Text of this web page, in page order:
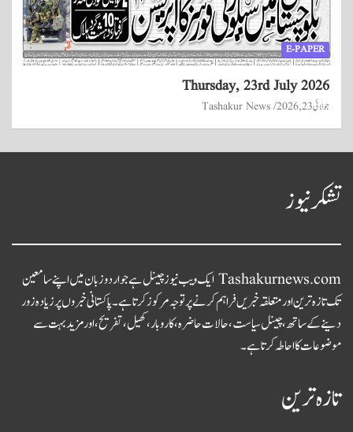
E-PAPER
Thursday, 23rd July 2026
جولائی 23, 2026 Tashakur News
تشکر نیوز
Tashakurnews.com ایک ویب نیوز چینل ہے جو اردو زبان میں اپنے سامعین
تک تازہ ترین اور متعلقہ خبریں فراہم کرنے پر توجہ مرکوز کرتا ہے۔ پاکستانی خبروں پر زیادہ زور
دینے کے ساتھ، چینل سیاست، حالات حاضرہ، کاروبار، کھیل، تفریح، اور مزید بہت سے
موضوعات کا احاطہ کرتا ہے۔
تازہ ترین